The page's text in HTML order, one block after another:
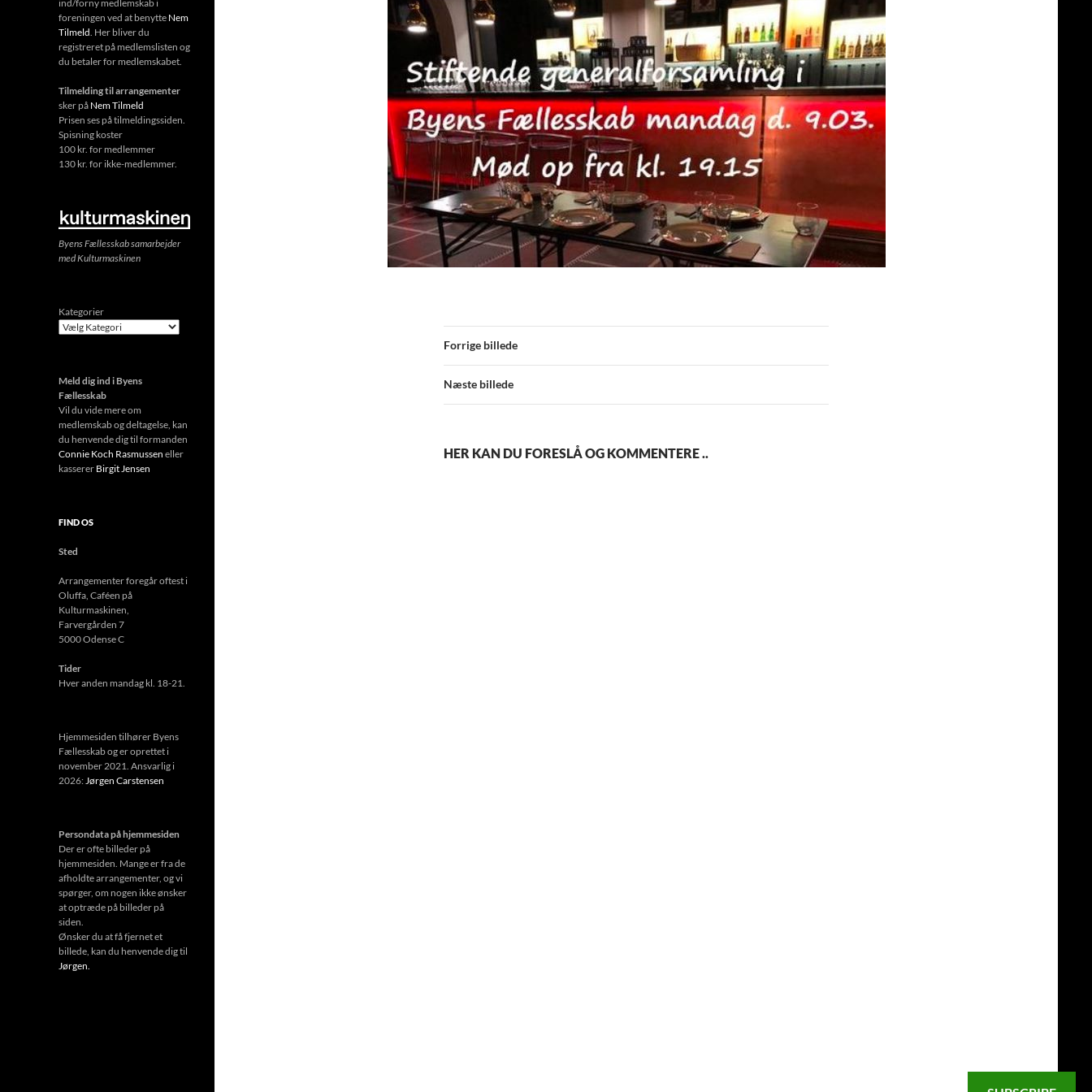
Forrige billede
Næste billede
HER KAN DU FORESLÅ OG KOMMENTERE ..
ind/forny medlemskab i
foreningen ved at benytte Nem
Tilmeld. Her bliver du
registreret på medlemslisten og
du betaler for medlemskabet.
Tilmelding til arrangementer
sker på Nem Tilmeld
Prisen ses på tilmeldingssiden.
Spisning koster
100 kr. for medlemmer
130 kr. for ikke-medlemmer.
Byens Fællesskab samarbejder
med Kulturmaskinen
Kategorier
Meld dig ind i Byens
Fællesskab
Vil du vide mere om
medlemskab og deltagelse, kan
du henvende dig til formanden
Connie Koch Rasmussen eller
kasserer Birgit Jensen
FIND OS
Sted
Arrangementer foregår oftest i
Oluffa, Caféen på
Kulturmaskinen,
Farvergården 7
5000 Odense C
Tider
Hver anden mandag kl. 18-21.
Hjemmesiden tilhører Byens
Fællesskab og er oprettet i
november 2021. Ansvarlig i
2026:Jørgen Carstensen
Persondata på hjemmesiden
Der er ofte billeder på
hjemmesiden. Mange er fra de
afholdte arrangementer, og vi
spørger, om nogen ikke ønsker
at optræde på billeder på
siden.
Ønsker du at få fjernet et
billede, kan du henvende dig til
Jørgen.